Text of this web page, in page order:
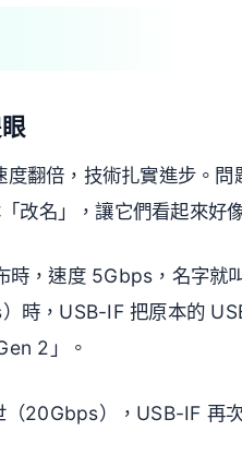
翻倍，技術扎實進步。問
改名」，讓它們看起來好
，速度 5Gbps，名字就
時，USB-IF 把原本的
2」。
20Gbps），USB-IF 再次